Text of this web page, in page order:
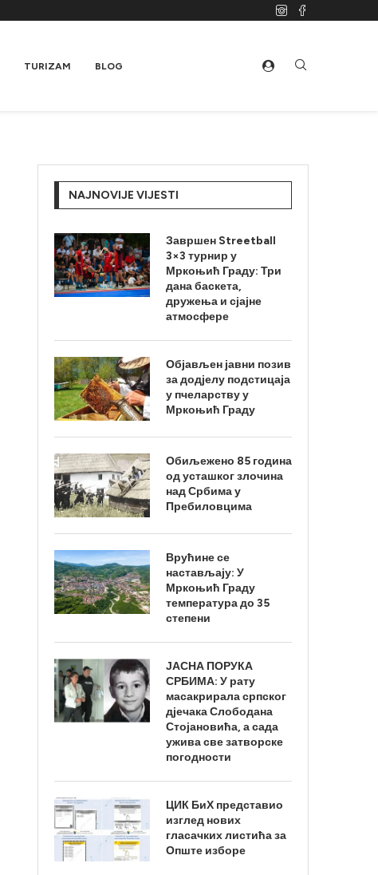
TURIZAM BLOG
NAJNOVIJE VIJESTI
Завршен Streetball
3×3 турнир у
Мркоњић Граду: Три
дана баскета,
дружења и сјајне
атмосфере
Објављен јавни позив
за додјелу подстицаја
у пчеларству у
Мркоњић Граду
Обиљежено 85 година
од усташког злочина
над Србима у
Пребиловцима
Врућине се
настављају: У
Мркоњић Граду
температура до 35
степени
ЈАСНА ПОРУКА
СРБИМА: У рату
масакрирала српског
дјечака Слободана
Стојановића, а сада
ужива све затворске
погодности
ЦИК БиХ представио
изглед нових
гласачких листића за
Опште изборе